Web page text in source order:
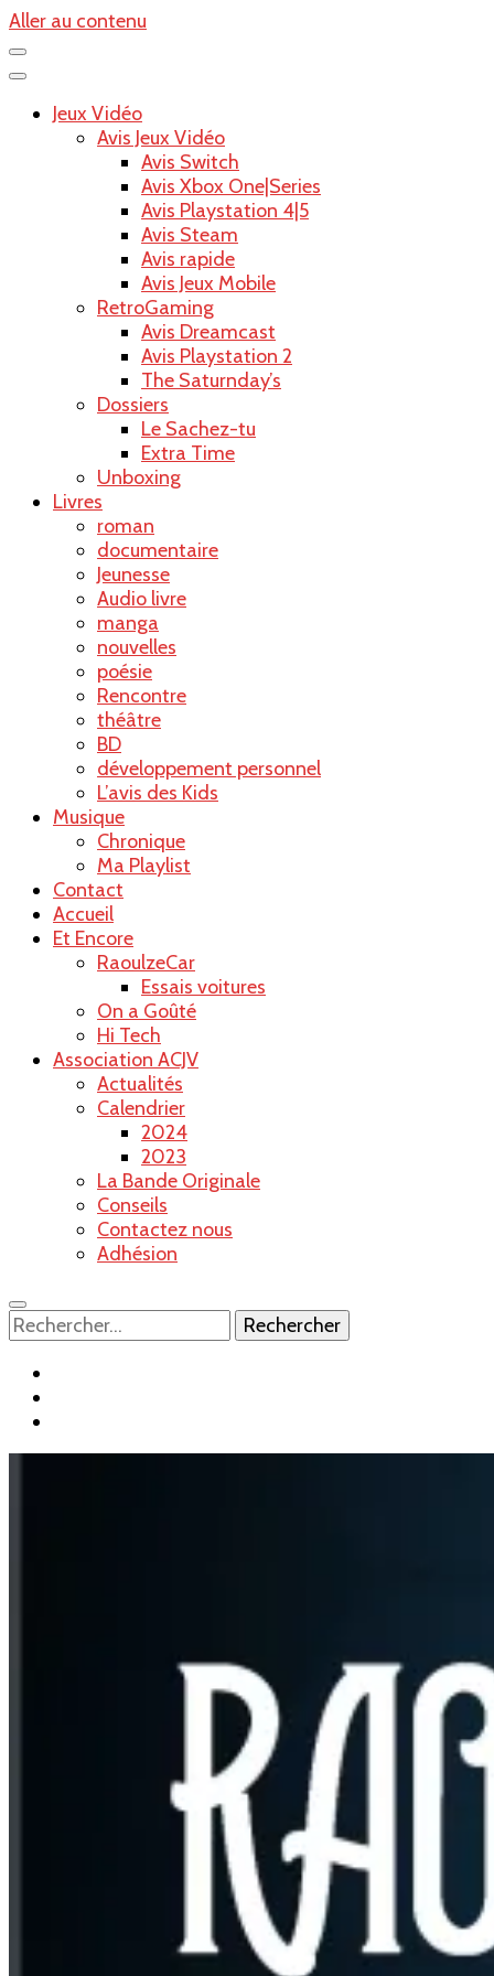
Aller au contenu
Jeux Vidéo
Avis Jeux Vidéo
Avis Switch
Avis Xbox One|Series
Avis Playstation 4|5
Avis Steam
Avis rapide
Avis Jeux Mobile
RetroGaming
Avis Dreamcast
Avis Playstation 2
The Saturnday’s
Dossiers
Le Sachez-tu
Extra Time
Unboxing
Livres
roman
documentaire
Jeunesse
Audio livre
manga
nouvelles
poésie
Rencontre
théâtre
BD
développement personnel
L’avis des Kids
Musique
Chronique
Ma Playlist
Contact
Accueil
Et Encore
RaoulzeCar
Essais voitures
On a Goûté
Hi Tech
Association ACJV
Actualités
Calendrier
2024
2023
La Bande Originale
Conseils
Contactez nous
Adhésion
Rechercher :